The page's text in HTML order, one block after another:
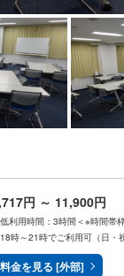
円 ～ 11,900円
利用時間：3時間＜※時間帯
時～21時でご利用可（日・
料金を見る [外部]